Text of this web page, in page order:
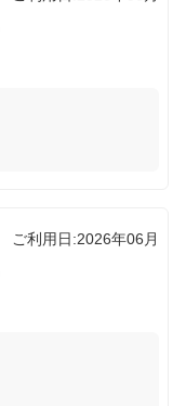
ご利用日:2026年06月